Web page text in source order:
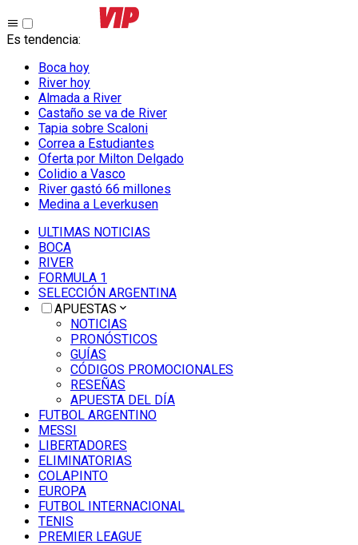
Es tendencia:
Boca hoy
River hoy
Almada a River
Castaño se va de River
Tapia sobre Scaloni
Correa a Estudiantes
Oferta por Milton Delgado
Colidio a Vasco
River gastó 66 millones
Medina a Leverkusen
ULTIMAS NOTICIAS
BOCA
RIVER
FORMULA 1
SELECCIÓN ARGENTINA
APUESTAS
NOTICIAS
PRONÓSTICOS
GUÍAS
CÓDIGOS PROMOCIONALES
RESEÑAS
APUESTA DEL DÍA
FUTBOL ARGENTINO
MESSI
LIBERTADORES
ELIMINATORIAS
COLAPINTO
EUROPA
FUTBOL INTERNACIONAL
TENIS
PREMIER LEAGUE